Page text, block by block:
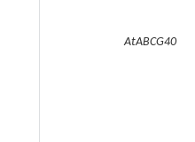
AtABCG40